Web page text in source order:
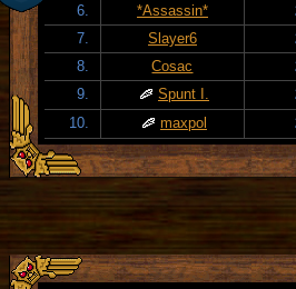
6.
*Assassin*
7.
Slayer6
8.
Cosac
9.
Spunt I.
10.
maxpol